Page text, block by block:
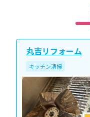
丸吉リフォーム
キッチン清掃